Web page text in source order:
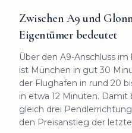
Zwischen A9 und
Eigentümer bedeutet
Über den A9-Anschluss
ist München in gut 30
der Flughafen in rund 20
in etwa 12 Minuten.
gleich drei
den Preisanstieg der